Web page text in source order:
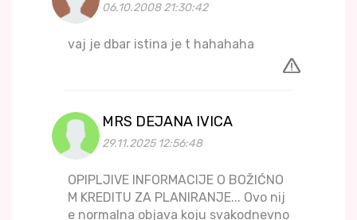
06.10.2008 21:30:42
vaj je dbar istina je t hahahaha
MRS DEJANA IVICA
29.11.2025 12:56:48
OPIPLJIVE INFORMACIJE O BOŽIĆNO
M KREDITU ZA PLANIRANJE... Ovo nij
e normalna objava koju svakodnevno